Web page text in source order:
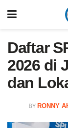
Daftar
2026 di
dan
BY RONNY